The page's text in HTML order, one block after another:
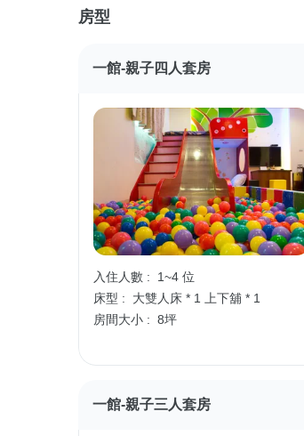
房型
一館-親子四人套房
入住人數 :
1~4 位
床型 :
大雙人床 * 1
上下舖 * 1
房間大小 : 8坪
一館-親子三人套房